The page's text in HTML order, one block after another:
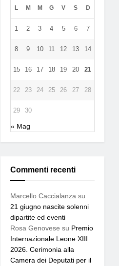
L M M G V S D
1 2 3 4 5 6 7
8 9 10 11 12 13 14
15 16 17 18 19 20 21
22 23 24 25 26 27 28
29 30
« Mag
Commenti recenti
Marcello Caccialanza su
21 giugno nascite solenni
dipartite ed eventi
Rosa Genovese su Premio
Internazionale Leone XIII
2026. Cerimonia alla
Camera dei Deputati per il